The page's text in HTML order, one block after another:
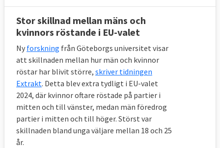
värdefullt för Sverige
EU-kandidat Johan Använd EU för att
EU-kandidat Hanna
Gedin (V):
Stärk arbetarnas
rättigheter i EU
EU-kandidat Pär
Holmgren (MP):
Demokrati och miljö är
de viktigaste EU-
frågorna
EU-kandidat Abir
Al-Sahlani (C):
Bygg det goda EU
Stor skillnad mellan mäns och
kvinnors röstande i EU-valet
Ny forskning från Göteborgs universitet visar
att skillnaden mellan hur män och kvinnor
röstar har blivit större, skriver tidningen
Extrakt. Detta blev extra tydligt i EU-valet
2024, där kvinnor oftare röstade på partier i
mitten och till vänster, medan män föredrog
partier i mitten och till höger. Störst var
skillnaden bland unga väljare mellan 18 och 25
år.